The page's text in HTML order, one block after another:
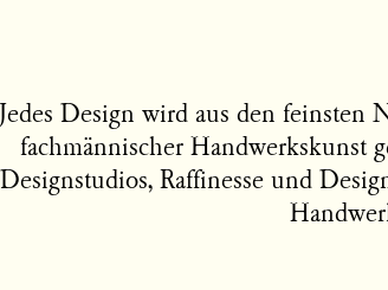
Jedes Design wird aus den
fachmännischer Handwerkskunst
Designstudios, Raffinesse und